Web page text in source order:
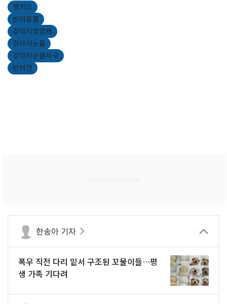
펫카드
반려동물
강아지영양제
강아지눈물
강아지눈물자국
반려견
한송아 기자
폭우 직전 다리 밑서 구조된 꼬물이들…평
생 가족 기다려